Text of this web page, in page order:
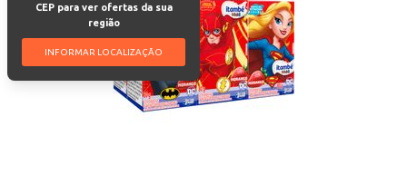
CEP para ver ofertas da sua
região
INFORMAR LOCALIZAÇÃO